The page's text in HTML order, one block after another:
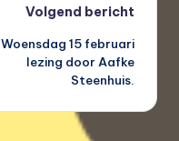
Volgend bericht
Woensdag 15 februari
lezing door Aafke
Steenhuis.